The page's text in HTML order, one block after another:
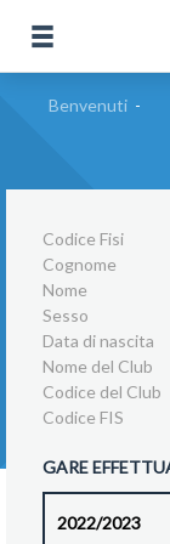
Benvenuti -
Codice Fisi
Cognome
Nome
Sesso
Data di nascita
Nome del Club
Codice del Club
Codice FIS
GARE